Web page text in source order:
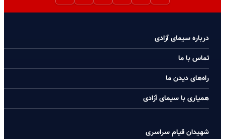
درباره سیمای آزادی
تماس با ما
راه‌های دیدن ما
همیاری با سیمای آزادی
شهیدان قیام سراسری